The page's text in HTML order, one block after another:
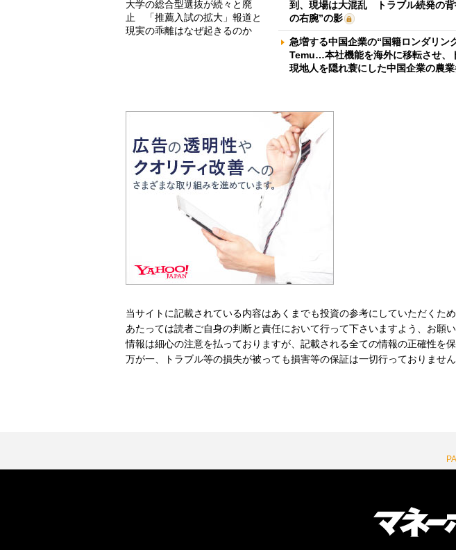
大学の総合型選抜が続々と廃
止 「推薦入試の拡大」報道と
現実の乖離はなぜ起きるのか
到、現場は大混乱 トラブル続発の背
の右腕”の影
急増する中国企業の“国籍ロンダリン
Temu…本社機能を海外に移転させ、
現地人を隠れ蓑にした中国企業の農
当サイトに記載されている内容はあくまでも投資の参考にしていただくた
あたっては読者ご自身の判断と責任において行って下さいますよう、お願
情報は細心の注意を払っておりますが、記載される全ての情報の正確性を
万が一、トラブル等の損失が被っても損害等の保証は一切行っておりませ